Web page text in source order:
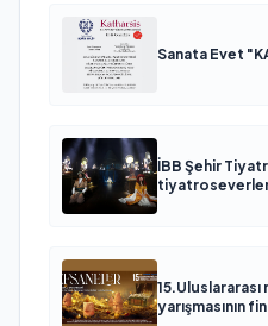
Sanata Evet
İBB Şehir
yarışmasının